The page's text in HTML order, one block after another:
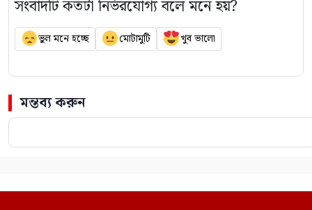
সংবাদটি কতটা নির্ভরযোগ্য বলে মনে হয়?
ভুল মনে হচ্ছে মোটামুটি খুব ভালো
মন্তব্য করুন